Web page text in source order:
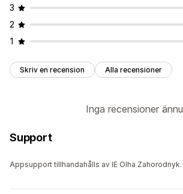
3
2
1
Skriv en recension Alla recensioner
Inga recensioner ännu
Support
Appsupport tillhandahålls av IE Olha Zahorodnyk.